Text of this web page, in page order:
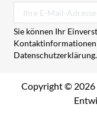
Sie können Ihr
Kontaktinformationen
Datenschutzerklärung.
Copyright © 2026